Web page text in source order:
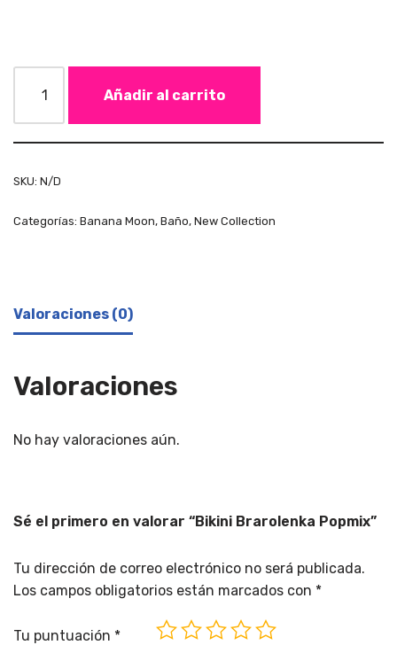
Añadir al carrito
SKU: N/D
Categorías: Banana Moon, Baño, New Collection
Valoraciones (0)
Valoraciones
No hay valoraciones aún.
Sé el primero en valorar “Bikini Brarolenka Popmix”
Tu dirección de correo electrónico no será publicada.
Los campos obligatorios están marcados con *
Tu puntuación *